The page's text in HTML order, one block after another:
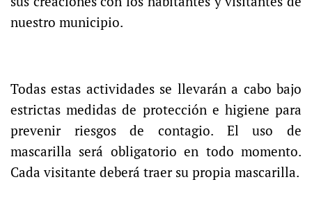
nuestro municipio.
Todas estas actividades se llevarán a cabo bajo
estrictas medidas de protección e higiene para
prevenir riesgos de contagio. El uso de
mascarilla será obligatorio en todo momento.
Cada visitante deberá traer su propia mascarilla.